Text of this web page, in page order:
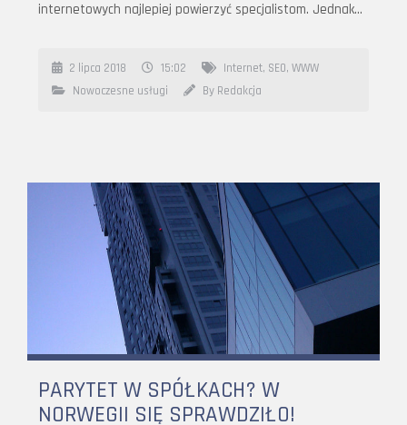
internetowych najlepiej powierzyć specjalistom. Jednak…
2 lipca 2018 15:02 Internet, SEO, WWW
Nowoczesne usługi
By Redakcja
PARYTET W SPÓŁKACH? W
NORWEGII SIĘ SPRAWDZIŁO!